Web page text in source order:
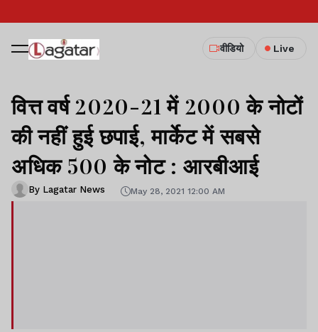
वीडियो Live
वित्त वर्ष 2020-21 में 2000 के नोटों
की नहीं हुई छपाई, मार्केट में सबसे
अधिक 500 के नोट : आरबीआई
By Lagatar News May 28, 2021 12:00 AM